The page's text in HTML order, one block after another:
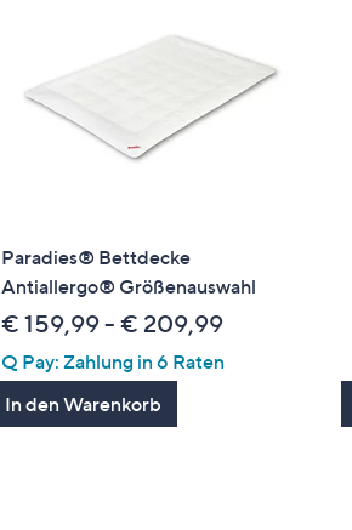
Paradies® Bettdecke
Antiallergo® Größenauswahl
€ 159,99 - € 209,99
Q Pay: Zahlung in 6 Raten
In den Warenkorb